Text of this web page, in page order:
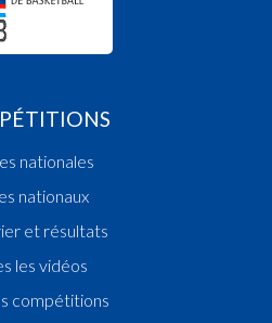
nationales
nationaux
et résultats
les vidéos
compétitions